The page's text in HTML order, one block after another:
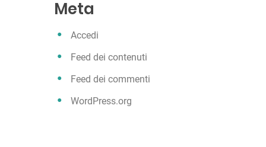
Meta
Accedi
Feed dei contenuti
Feed dei commenti
WordPress.org